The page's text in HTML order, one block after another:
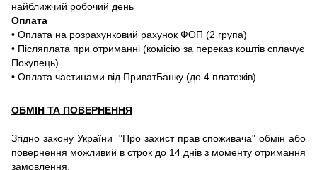
найближчий робочий день
Оплата
• Оплата на розрахунковий рахунок ФОП (2 група)
• Післяплата при отриманні (комісію за переказ коштів сплачує
Покупець)
• Оплата частинами від ПриватБанку (до 4 платежів)
ОБМІН ТА ПОВЕРНЕННЯ
Згідно закону України "Про захист прав споживача" обмін або
повернення можливий в строк до 14 днів з моменту отримання
замовлення.